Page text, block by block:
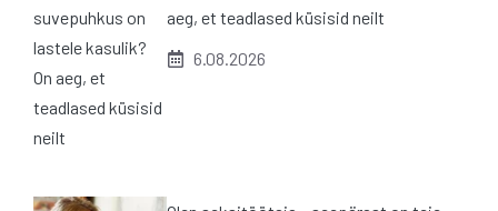
aeg, et teadlased küsisid neilt
6.08.2026